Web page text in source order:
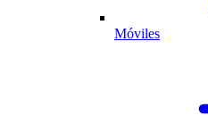
Móviles